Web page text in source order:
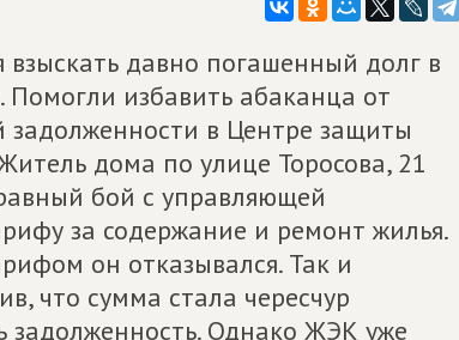
давно погашенный долг в
Помогли избавить абаканца от
в Центре защиты
дома по улице Торосова, 21
бой с управляющей
за содержание и ремонт жилья.
он отказывался. Так и
что сумма стала чересчур
задолженность. Однако ЖЭК уже